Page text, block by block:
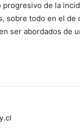
progresivo de la
sobre todo en el de
ser abordados de